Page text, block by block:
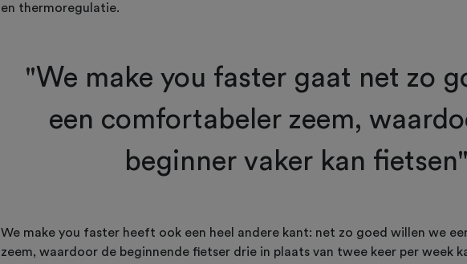
en thermoregulatie.
"We make you faster gaat net zo
een comfortabeler zeem,
beginner vaker kan fietsen"
We make you faster heeft ook een heel andere kant: net zo goed willen we
zeem, waardoor de beginnende fietser drie in plaats van twee keer per week